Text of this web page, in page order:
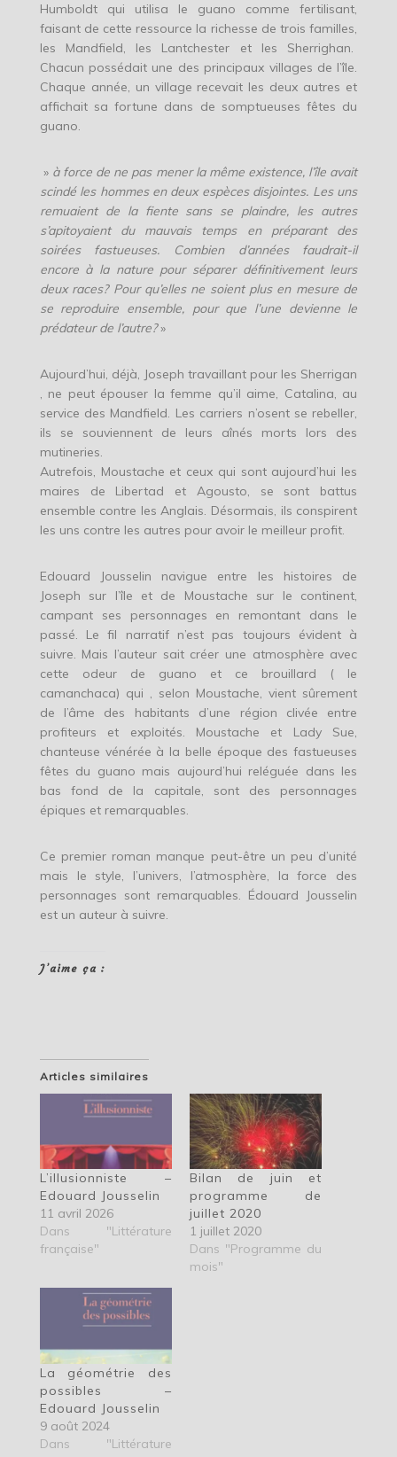
Humboldt qui utilisa le guano comme fertilisant,
faisant de cette ressource la richesse de trois familles,
les Mandfield, les Lantchester et les Sherrighan.
Chacun possédait une des principaux villages de l’île.
Chaque année, un village recevait les deux autres et
affichait sa fortune dans de somptueuses fêtes du
guano.
» à force de ne pas mener la même existence, l’île avait
scindé les hommes en deux espèces disjointes. Les uns
remuaient de la fiente sans se plaindre, les autres
s’apitoyaient du mauvais temps en préparant des
soirées fastueuses. Combien d’années faudrait-il
encore à la nature pour séparer définitivement leurs
deux races? Pour qu’elles ne soient plus en mesure de
se reproduire ensemble, pour que l’une devienne le
prédateur de l’autre?»
Aujourd’hui, déjà, Joseph travaillant pour les Sherrigan
, ne peut épouser la femme qu’il aime, Catalina, au
service des Mandfield. Les carriers n’osent se rebeller,
ils se souviennent de leurs aînés morts lors des
mutineries.
Autrefois, Moustache et ceux qui sont aujourd’hui les
maires de Libertad et Agousto, se sont battus
ensemble contre les Anglais. Désormais, ils conspirent
les uns contre les autres pour avoir le meilleur profit.
Edouard Jousselin navigue entre les histoires de
Joseph sur l’île et de Moustache sur le continent,
campant ses personnages en remontant dans le
passé. Le fil narratif n’est pas toujours évident à
suivre. Mais l’auteur sait créer une atmosphère avec
cette odeur de guano et ce brouillard ( le
camanchaca) qui , selon Moustache, vient sûrement
de l’âme des habitants d’une région clivée entre
profiteurs et exploités. Moustache et Lady Sue,
chanteuse vénérée à la belle époque des fastueuses
fêtes du guano mais aujourd’hui reléguée dans les
bas fond de la capitale, sont des personnages
épiques et remarquables.
Ce premier roman manque peut-être un peu d’unité
mais le style, l’univers, l’atmosphère, la force des
personnages sont remarquables. Édouard Jousselin
est un auteur à suivre.
J’aime ça :
Articles similaires
L’illusionniste –
Edouard Jousselin
11 avril 2026
Dans "Littérature
française"
Bilan de juin et
programme de
juillet 2020
1 juillet 2020
Dans "Programme du
mois"
La géométrie des
possibles –
Edouard Jousselin
9 août 2024
Dans "Littérature